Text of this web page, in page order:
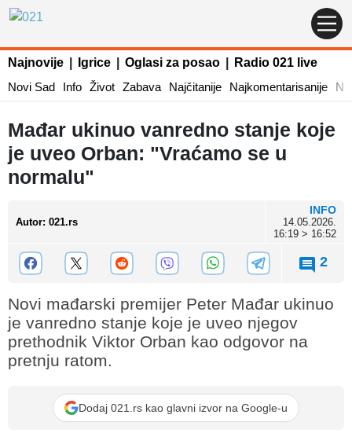
Najnovije Igrice Oglasi za posao
Radio 021 live
Novi Sad
Info Život Zabava Najčitanije Najkomentarisanije
Mađar ukinuo vanredno stanje koje
je uveo Orban: "Vraćamo se u
normalu"
Autor: 021.rs
INFO
14.05.2026.
16:19 > 16:52
2
Novi mađarski premijer Peter Mađar ukinuo
je vanredno stanje koje je uveo njegov
prethodnik Viktor Orban kao odgovor na
pretnju ratom.
Dodaj 021.rs kao glavni izvor na Google-u